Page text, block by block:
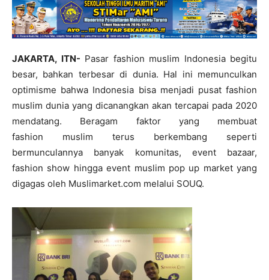
JAKARTA, ITN- Pasar fashion muslim Indonesia begitu
besar, bahkan terbesar di dunia. Hal ini memunculkan
optimisme bahwa Indonesia bisa menjadi pusat fashion
muslim dunia yang dicanangkan akan tercapai pada 2020
mendatang. Beragam faktor yang membuat
fashion muslim terus berkembang seperti
bermunculannya banyak komunitas, event bazaar,
fashion show hingga event muslim pop up market yang
digagas oleh Muslimarket.com melalui SOUQ.